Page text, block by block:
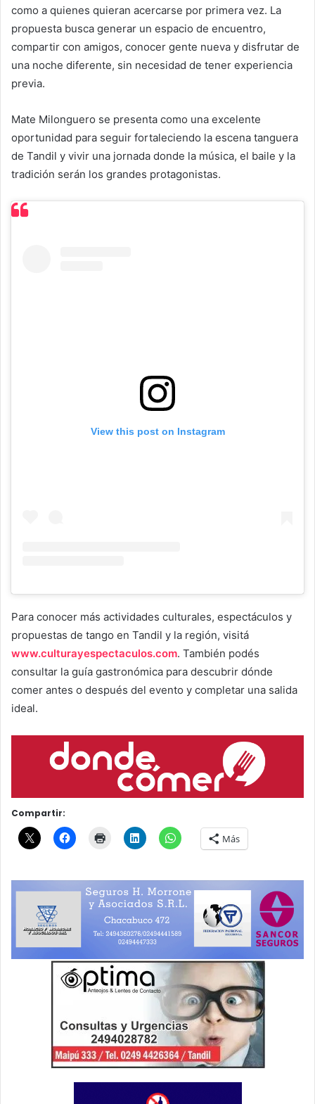
como a quienes quieran acercarse por primera vez. La
propuesta busca generar un espacio de encuentro,
compartir con amigos, conocer gente nueva y disfrutar de
una noche diferente, sin necesidad de tener experiencia
previa.
Mate Milonguero se presenta como una excelente
oportunidad para seguir fortaleciendo la escena tanguera
de Tandil y vivir una jornada donde la música, el baile y la
tradición serán los grandes protagonistas.
View this post on Instagram
Para conocer más actividades culturales, espectáculos y
propuestas de tango en Tandil y la región, visitá
www.culturayespectaculos.com. También podés
consultar la guía gastronómica para descubrir dónde
comer antes o después del evento y completar una salida
ideal.
Compartir:
Más